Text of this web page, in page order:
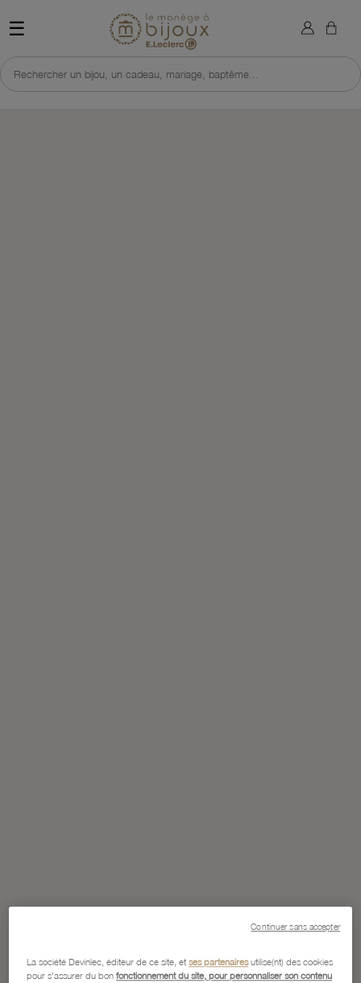
☰ Retour à l'accueil du site
Rechercher un bijou, un cadeau, mariage, baptême...
×
La société Devinlec, éditeur de ce site, etses partenairesutilise(nt) des cookies
pour s'assurer du bonfonctionnement du site, pour personnaliser son contenu
Continuer sans accepter